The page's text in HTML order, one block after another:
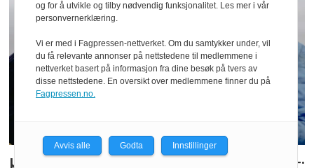
og for å utvikle og tilby nødvendig funksjonalitet. Les mer i vår
personvernerklæring.
Vi er med i Fagpressen-nettverket. Om du samtykker under, vil
du få relevante annonser på nettstedene til medlemmene i
nettverket basert på informasjon fra dine besøk på tvers av
disse nettstedene. En oversikt over medlemmene finner du på
Fagpressen.no.
Avvis alle Godta Innstillinger